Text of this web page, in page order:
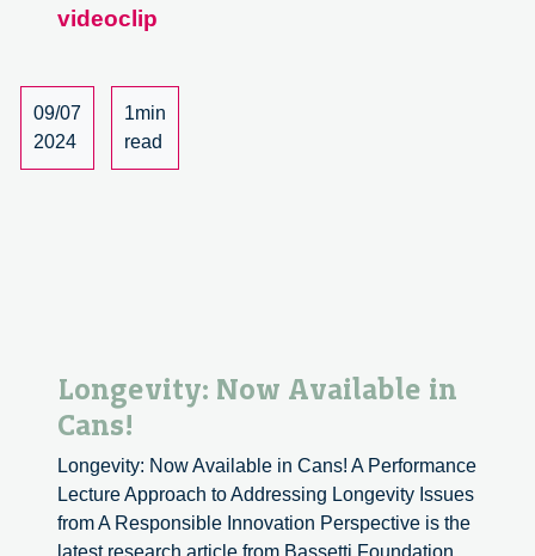
videoclip
09/07
2024
1min
read
Longevity: Now Available in
Cans!
Longevity: Now Available in Cans! A Performance
Lecture Approach to Addressing Longevity Issues
from A Responsible Innovation Perspective is the